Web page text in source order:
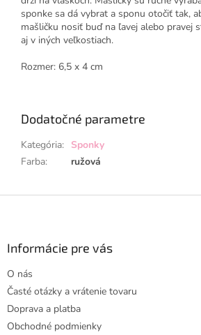
sponke sa dá vybrat a sponu otočiť tak,
mašličku nosiť buď na ľavej alebo pravej
aj v iných veľkostiach.
Rozmer: 6,5 x 4 cm
Dodatočné parametre
Kategória: Sponky
Farba: ružová
Informácie pre vás
O nás
Časté otázky a vrátenie tovaru
Doprava a platba
Obchodné podmienky